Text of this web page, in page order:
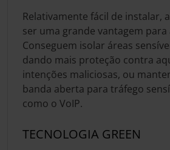
Relativamente fácil de instalar,
ser uma grande vantagem para
Conseguem isolar áreas
dando mais proteção contra
intenções maliciosas, ou
banda aberta para tráfego
como o VoIP.
TECNOLOGIA GREEN